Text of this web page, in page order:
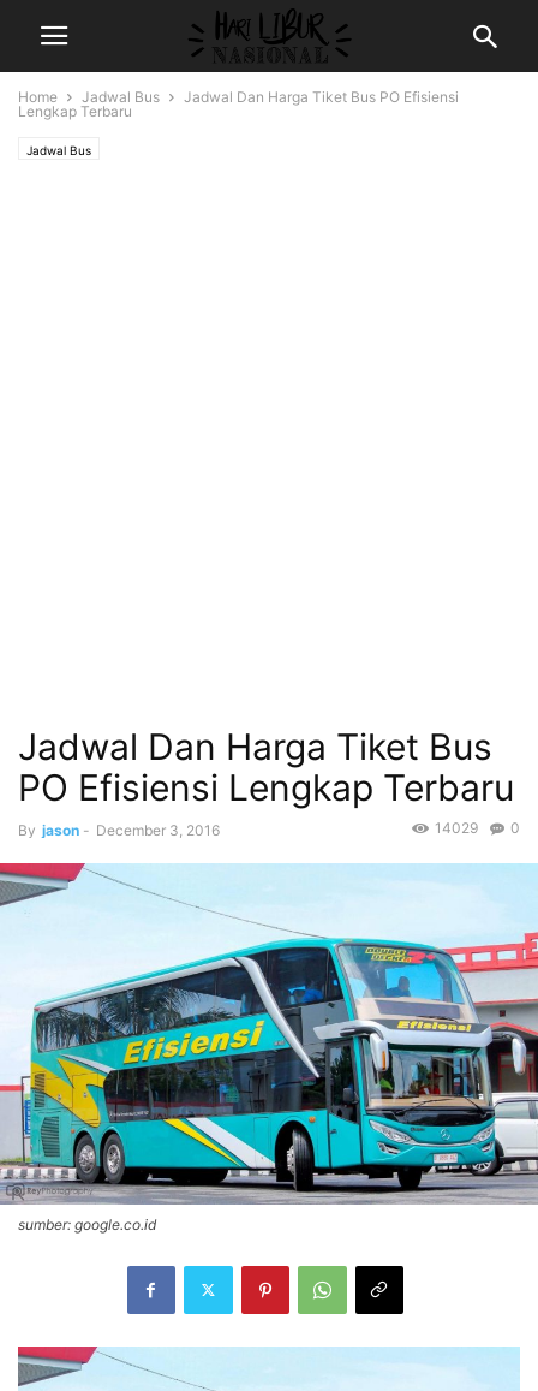
Home Jadwal Bus
Jadwal Dan Harga Tiket Bus PO Efisiensi
Lengkap Terbaru
Jadwal Bus
Jadwal Dan Harga Tiket Bus
PO Efisiensi Lengkap Terbaru
By jason - December 3, 2016 0
14029
sumber: google.co.id